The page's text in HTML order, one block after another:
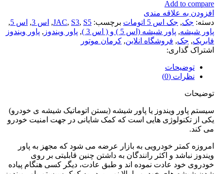
Add to compare
افزودن به علاقه مندی
دسته: جک, جک اس 5 اتومات برچسب: JAC, S3, S5
, اس 3 , اس 5
,
پاور شیشه, پاور شیشه (اس 5 ) و ( اس 3 ) , پاور ویندوز , پاور ویندوز
فابریک, جک, فروشگاه انلاین, کرمان موتور
اشتراک گذاری:
توضیحات
نظرات (0)
توضیحات
سیستم پاور ویندوز یا پاور شیشه (بستن اتوماتیک شیشه ی خودرو)
یکی از تکنولوژی هایی است که کمک شایانی در جهت امنیت خودرو
می کند.
امروزه کمتر خودرویی به بازار عرضه می شود که مجهز به پاور
ویندوز نباشد و اکثر رانندگان به داشتن چنین قابلیتی بر روی
خودروی خود عادت نموده اند و طبق عادت، دیگر کسی هنگام پیاده